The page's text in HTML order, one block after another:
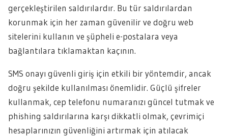
gerçekleştirilen saldırılardır. Bu tür saldırılardan
korunmak için her zaman güvenilir ve doğru web
sitelerini kullanın ve şüpheli e-postalara veya
bağlantılara tıklamaktan kaçının.
SMS onayı güvenli giriş için etkili bir yöntemdir, ancak
doğru şekilde kullanılması önemlidir. Güçlü şifreler
kullanmak, cep telefonu numaranızı güncel tutmak ve
phishing saldırılarına karşı dikkatli olmak, çevrimiçi
hesaplarınızın güvenliğini artırmak için atılacak